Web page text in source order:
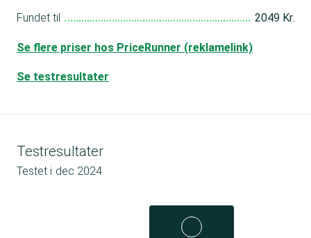
Fundet til 2049 Kr.
Se flere priser hos PriceRunner (reklamelink)
Se testresultater
Testresultater
Testet i dec 2024